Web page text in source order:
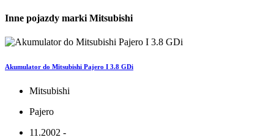
Inne pojazdy marki Mitsubishi
Akumulator do Mitsubishi Pajero I 3.8 GDi
Mitsubishi
Pajero
11.2002 -